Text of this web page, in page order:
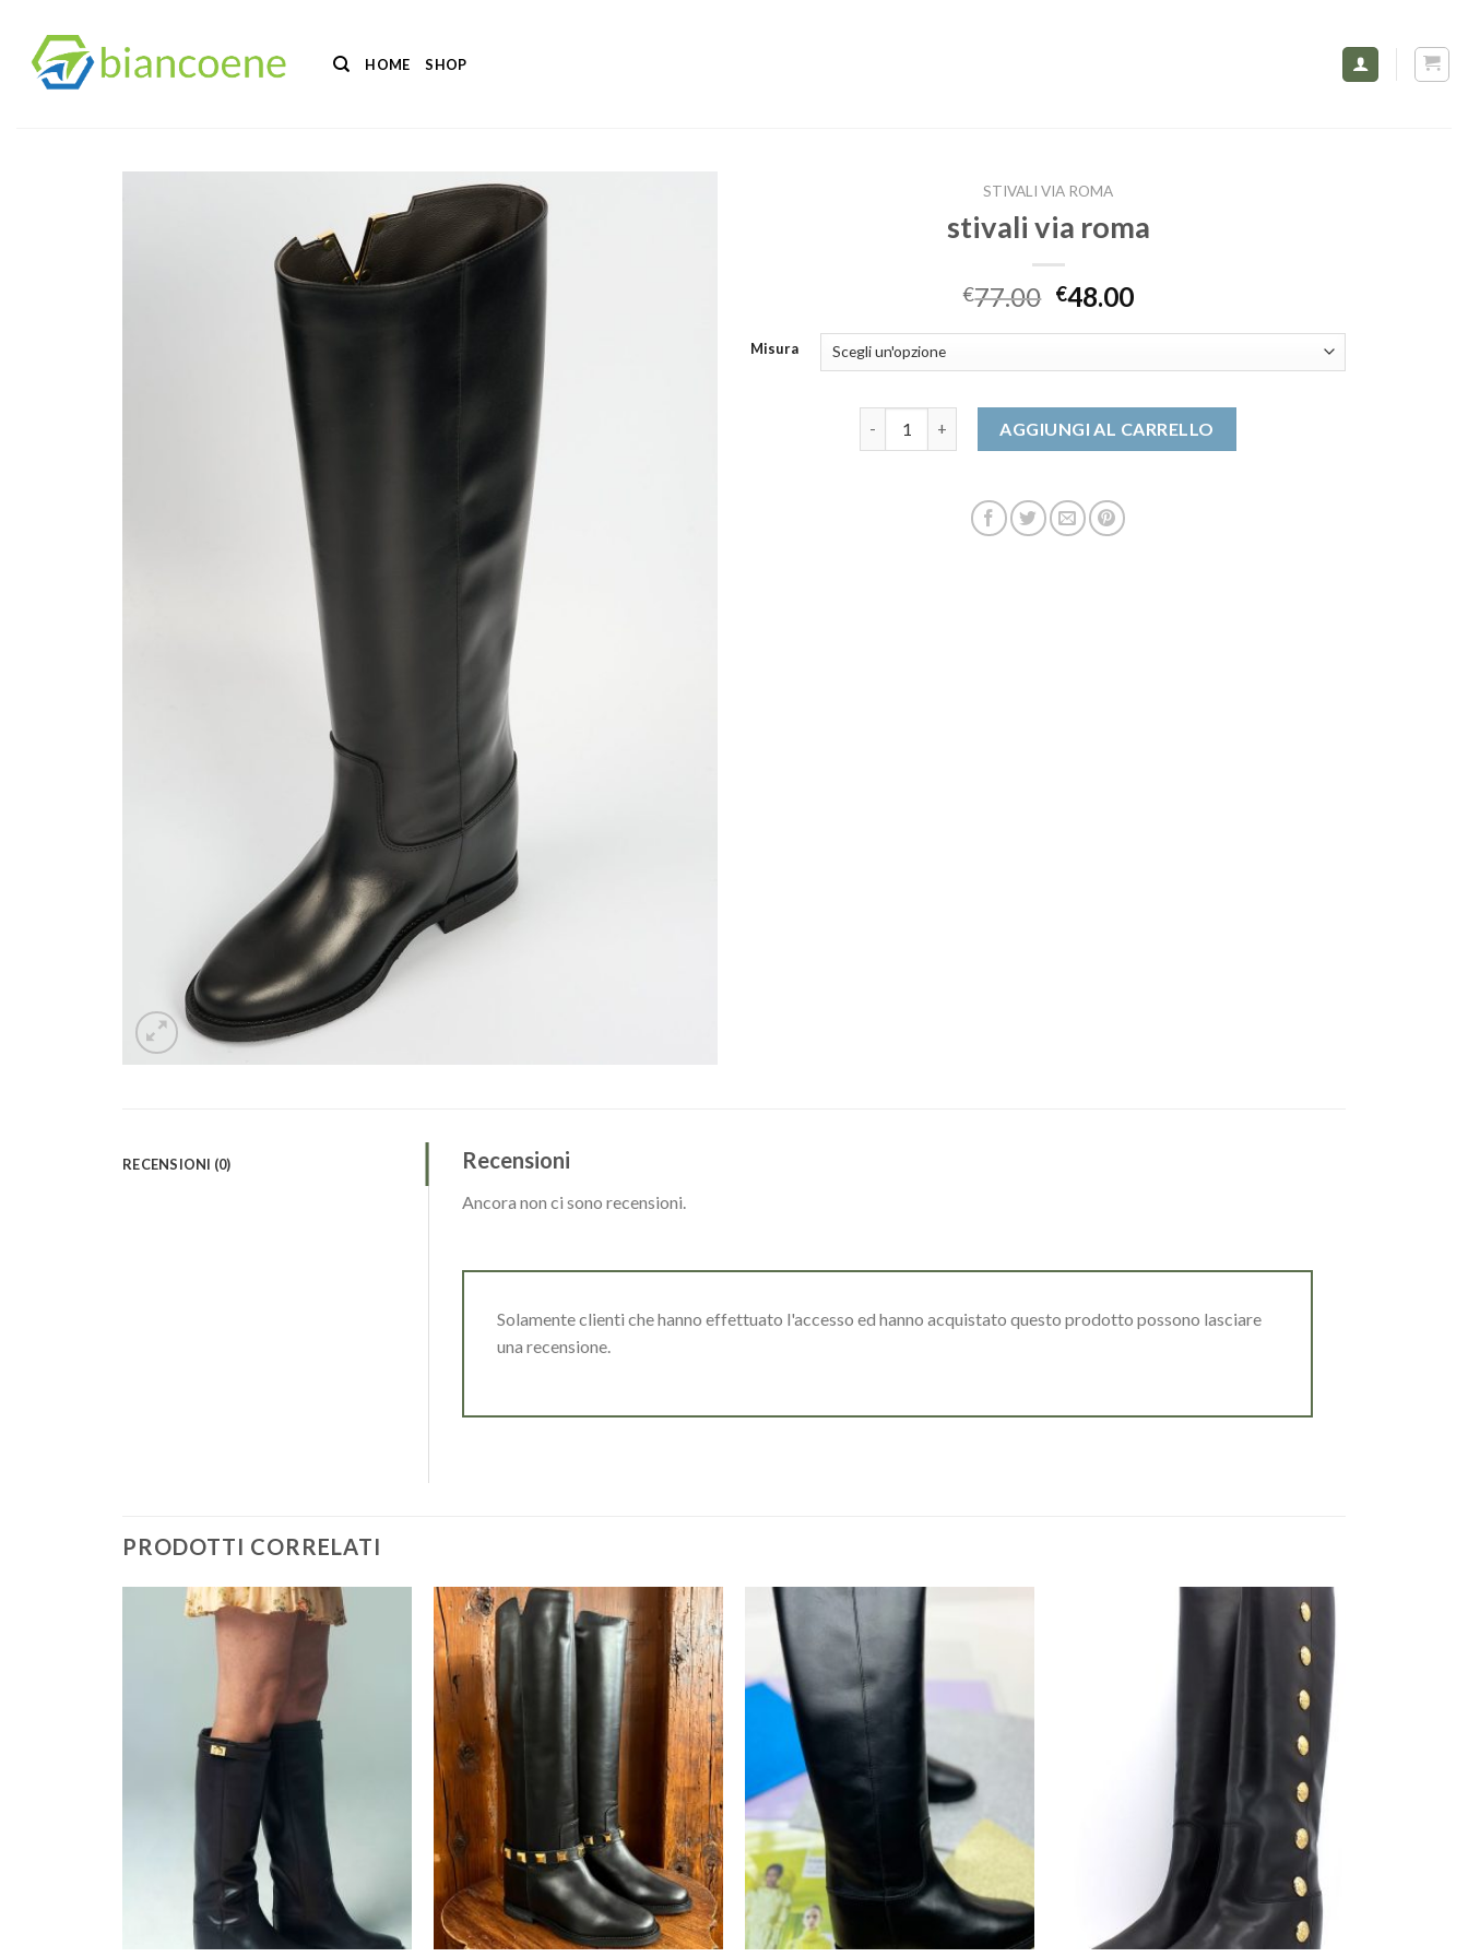
contenuti
HOME SHOP
STIVALI VIA ROMA
stivali via roma
€77.00 €48.00
Misura
AGGIUNGI AL CARRELLO
RECENSIONI (0) Recensioni
Ancora non ci sono recensioni.
Solamente clienti che hanno effettuato l'accesso ed hanno acquistato questo prodotto possono lasciare
una recensione.
PRODOTTI CORRELATI